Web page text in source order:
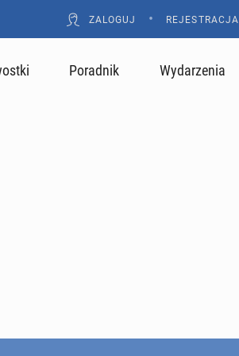
ZALOGUJ • REJESTRACJA
Poradnik Wydarzenia